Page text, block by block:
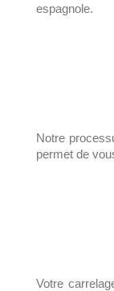
espagnole.
Notre
permet de
Votre